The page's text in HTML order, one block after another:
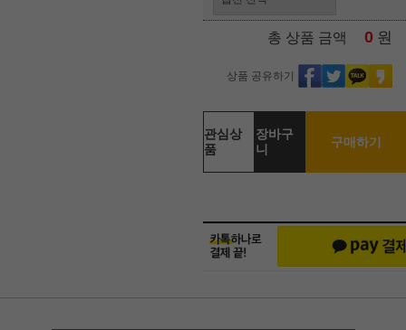
총 상품 금액 0 원
상품 공유하기
관심상
품
장바구
니
구매하기